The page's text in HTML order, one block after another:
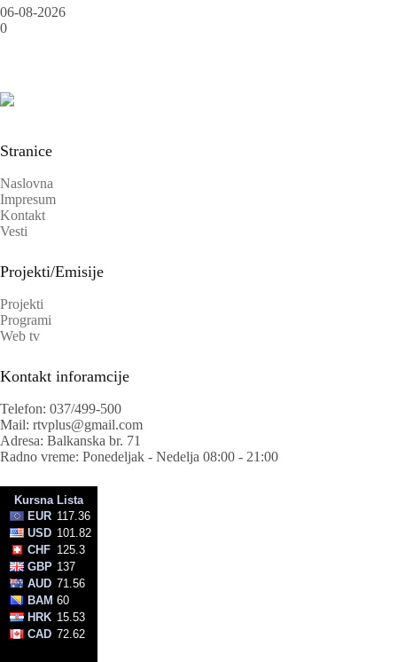
06-08-2026
0
Stranice
Naslovna
Impresum
Kontakt
Vesti
Projekti/Emisije
Projekti
Programi
Web tv
Kontakt inforamcije
Telefon: 037/499-500
Mail: rtvplus@gmail.com
Adresa: Balkanska br. 71
Radno vreme: Ponedeljak - Nedelja 08:00 - 21:00